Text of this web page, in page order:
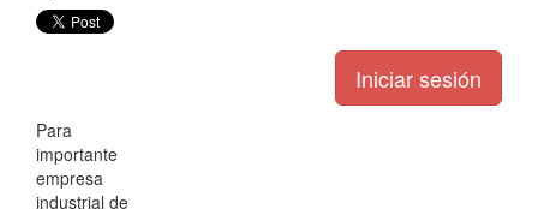
Para
importante
empresa
industrial de